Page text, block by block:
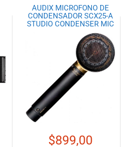
AUDIX MICROFONO DE
CONDENSADOR SCX25-A
STUDIO CONDENSER MIC
$899,00